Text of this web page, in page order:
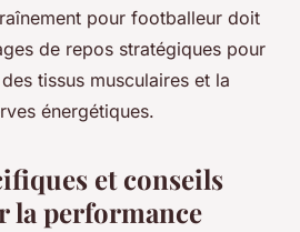
pour footballeur doit
de repos stratégiques pour
tissus musculaires et la
énergétiques.
et conseils
la performance